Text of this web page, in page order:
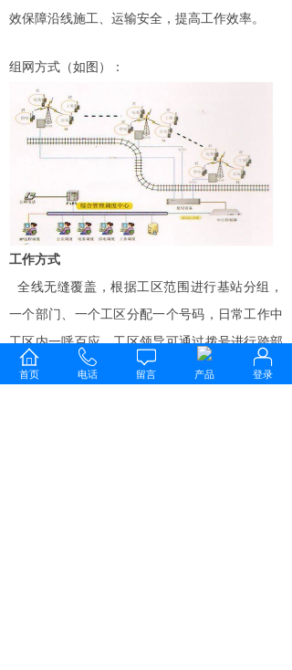
效保障沿线施工、运输安全，提高工作效率。
组网方式（如图）：
工作方式
全线无缝覆盖，根据工区范围进行基站分组，
一个部门、一个工区分配一个号码，日常工作中
工区内一呼百应、工区领导可通过拨号进行跨部
门、跨工区或跨市呼叫。局
段领导通过手机或座
首页 电话 留言 产品 登录